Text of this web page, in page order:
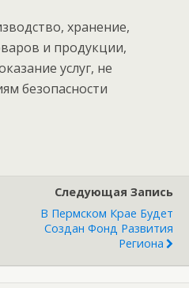
хранение,
и продукции,
услуг, не
безопасности
Следующая Запись
В Пермском Крае Будет
Создан Фонд Развития
Региона